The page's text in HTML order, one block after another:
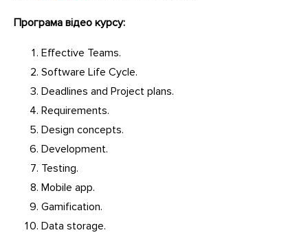
Програма відео курсу:
Effective Teams.
Software Life Cycle.
Deadlines and Project plans.
Requirements.
Design concepts.
Development.
Testing.
Mobile app.
Gamification.
Data storage.